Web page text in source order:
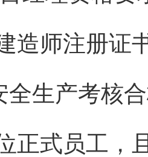
造师注册证
全生产考核
正式员工，